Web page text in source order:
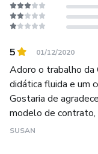
5 01/12/2020
Adoro o trabalho da
didática fluida e um
Gostaria de
modelo de contrato,
SUSAN